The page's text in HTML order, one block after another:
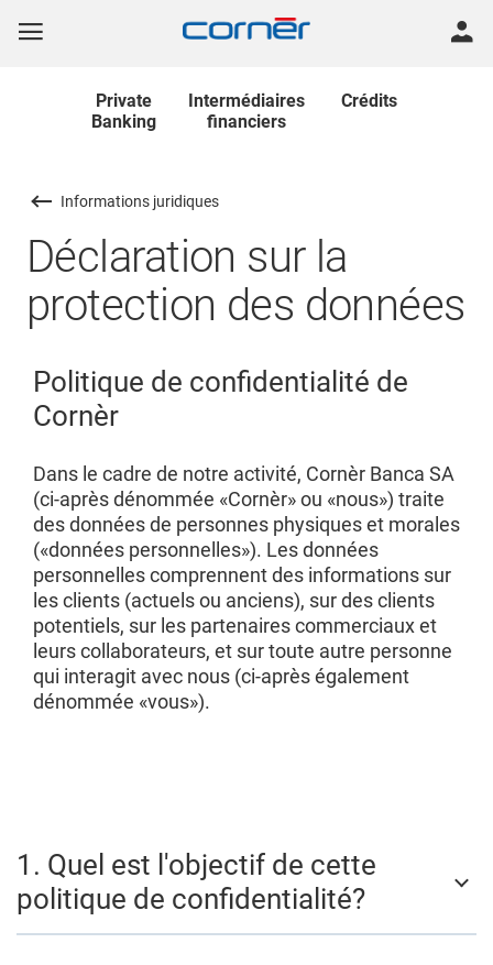
Private
Banking
Intermédiaires
financiers
Crédits
Informations juridiques
Déclaration sur la
protection des données
Politique de confidentialité de
Cornèr
Dans le cadre de notre activité, Cornèr Banca SA
(ci-après dénommée «Cornèr» ou «nous») traite
des données de personnes physiques et morales
(«données personnelles»). Les données
personnelles comprennent des informations sur
les clients (actuels ou anciens), sur des clients
potentiels, sur les partenaires commerciaux et
leurs collaborateurs, et sur toute autre personne
qui interagit avec nous (ci-après également
dénommée «vous»).
1. Quel est l'objectif de cette
politique de confidentialité?